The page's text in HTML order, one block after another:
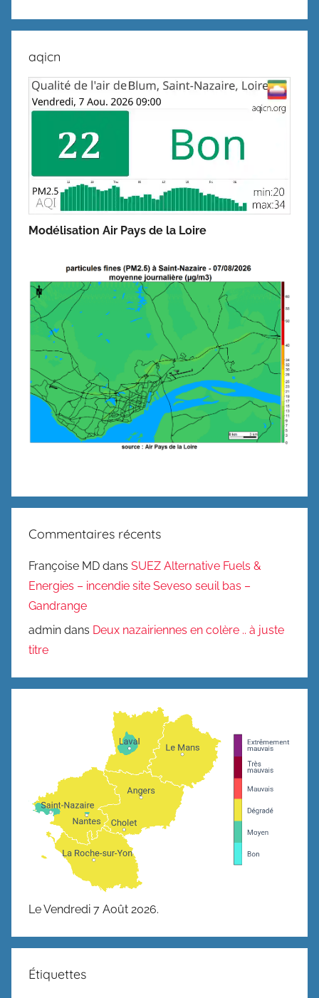
aqicn
Modélisation Air Pays de la Loire
Commentaires récents
Françoise MD dans SUEZ Alternative Fuels &
Energies – incendie site Seveso seuil bas –
Gandrange
admin dans Deux nazairiennes en colère .. à juste
titre
Le Vendredi 7 Août 2026.
Étiquettes